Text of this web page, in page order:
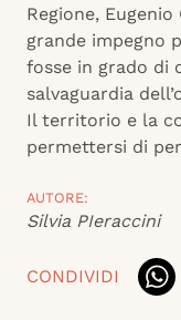
Regione,
grande impegno
fosse in grado di
salvaguardia
Il territorio e la
permettersi di
AUTORE:
Silvia PIeraccini
CONDIVIDI